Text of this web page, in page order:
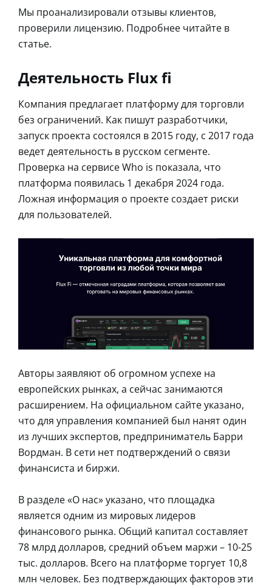
Мы проанализировали отзывы клиентов,
проверили лицензию. Подробнее читайте в
статье.
Деятельность Flux fi
Компания предлагает платформу для торговли
без ограничений. Как пишут разработчики,
запуск проекта состоялся в 2015 году, с 2017 года
ведет деятельность в русском сегменте.
Проверка на сервисе Who is показала, что
платформа появилась 1 декабря 2024 года.
Ложная информация о проекте создает риски
для пользователей.
Авторы заявляют об огромном успехе на
европейских рынках, а сейчас занимаются
расширением. На официальном сайте указано,
что для управления компанией был нанят один
из лучших экспертов, предприниматель Барри
Вордман. В сети нет подтверждений о связи
финансиста и биржи.
В разделе «О нас» указано, что площадка
является одним из мировых лидеров
финансового рынка. Общий капитал составляет
78 млрд долларов, средний объем маржи – 10-25
тыс. долларов. Всего на платформе торгует 10,8
млн человек. Без подтверждающих факторов эти